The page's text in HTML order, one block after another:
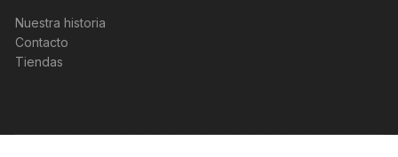
Nuestra historia
Contacto
Tiendas